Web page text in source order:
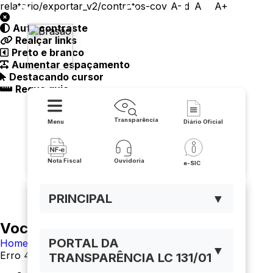
relatorio/exportar_v2/contratos-covid/pdf
A- A A+
Prefeitura de Buritirama
Menu Transparência Diário Oficial
Nota Fiscal Ouvidoria e-SIC
PRINCIPAL ▼
PORTAL DA
TRANSPARÊNCIA LC 131/01 ▼
Auto contraste
Realçar links
Preto e branco
Aumentar espaçamento
Destacando cursor
Regua guia
Você está navegando em:
Home
Erro 404